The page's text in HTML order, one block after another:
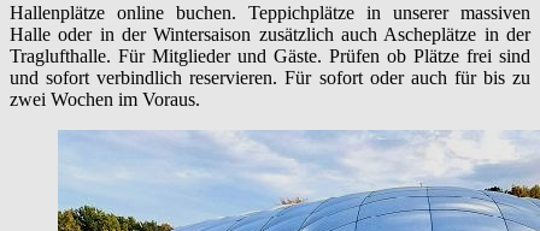
Hallenplätze online buchen. Teppichplätze in unserer massiven
Halle oder in der Wintersaison zusätzlich auch Ascheplätze in der
Traglufthalle. Für Mitglieder und Gäste. Prüfen ob Plätze frei sind
und sofort verbindlich reservieren. Für sofort oder auch für bis zu
zwei Wochen im Voraus.